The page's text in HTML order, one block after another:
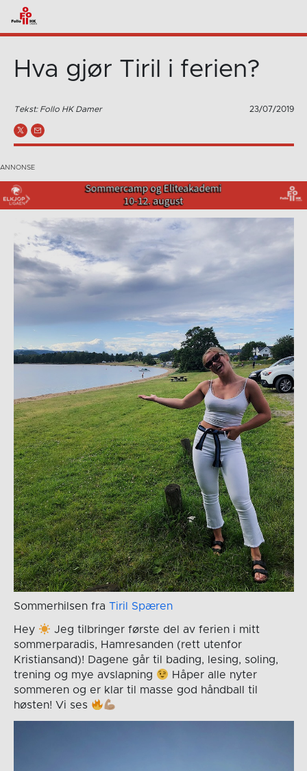
Hva gjør Tiril i ferien?
Tekst: Follo HK Damer 23/07/2019
Sommerhilsen fra Tiril Spæren
Hey
Jeg tilbringer første del av ferien i mitt
sommerparadis, Hamresanden (rett utenfor
Kristiansand)! Dagene går til bading, lesing, soling,
trening og mye avslapning
Håper alle nyter
sommeren og er klar til masse god håndball til
høsten! Vi ses